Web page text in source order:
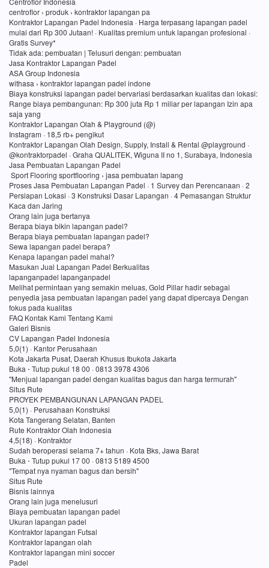
centroflor › produk › kontraktor lapangan pa
Kontraktor Lapangan Padel Indonesia · Harga terpasang lapangan padel
mulai dari Rp 300 Jutaan! · Kualitas premium untuk lapangan profesional ·
Gratis Survey*
Tidak ada: pembuatan ‎| Telusuri dengan: pembuatan
Jasa Kontraktor Lapangan Padel
ASA Group Indonesia
withasa › kontraktor lapangan padel indone
Biaya konstruksi lapangan padel bervariasi berdasarkan kualitas dan lokasi:
Range biaya pembangunan: Rp 300 juta Rp 1 miliar per lapangan Izin apa
saja yang
Kontraktor Lapangan Olah & Playground (@)
Instagram · 18,5 rb+ pengikut
Kontraktor Lapangan Olah Design, Supply, Install & Rental @playground ·
@kontraktorpadel · Graha QUALITEK, Wiguna II no 1, Surabaya, Indonesia
Jasa Pembuatan Lapangan Padel
Sport Flooring sportflooring › jasa pembuatan lapang
Proses Jasa Pembuatan Lapangan Padel · 1 Survey dan Perencanaan · 2
Persiapan Lokasi · 3 Konstruksi Dasar Lapangan · 4 Pemasangan Struktur
Kaca dan Jaring
Orang lain juga bertanya
Berapa biaya bikin lapangan padel?
Berapa biaya pembuatan lapangan padel?
Sewa lapangan padel berapa?
Kenapa lapangan padel mahal?
Masukan Jual Lapangan Padel Berkualitas
lapanganpadel lapanganpadel
Melihat permintaan yang semakin meluas, Gold Pillar hadir sebagai
penyedia jasa pembuatan lapangan padel yang dapat dipercaya Dengan
fokus pada kualitas
FAQ Kontak Kami Tentang Kami
Galeri Bisnis
CV Lapangan Padel Indonesia
5,0(1) · Kantor Perusahaan
Kota Jakarta Pusat, Daerah Khusus Ibukota Jakarta
Buka ⋅ Tutup pukul 18 00 · 0813 3978 4306
"Menjual lapangan padel dengan kualitas bagus dan harga termurah"
Situs Rute
PROYEK PEMBANGUNAN LAPANGAN PADEL
5,0(1) · Perusahaan Konstruksi
Kota Tangerang Selatan, Banten
Rute Kontraktor Olah Indonesia
4,5(18) · Kontraktor
Sudah beroperasi selama 7+ tahun · Kota Bks, Jawa Barat
Buka ⋅ Tutup pukul 17 00 · 0813 5189 4500
"Tempat nya nyaman bagus dan bersih"
Situs Rute
Bisnis lainnya
Orang lain juga menelusuri
Biaya pembuatan lapangan padel
Ukuran lapangan padel
Kontraktor lapangan Futsal
Kontraktor lapangan olah
Kontraktor lapangan mini soccer
Padel